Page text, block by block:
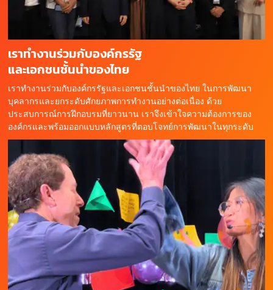
เราทำงานร่วมกับองค์กรรัฐ
และเอกชนชั้นนำของไทย
เราทำงานร่วมกับองค์กรรัฐและเอกชนชั้นนำของไทย ในการพัฒนา
บุคลากรและยกระดับศักยภาพการทำงานอย่างต่อเนื่อง ด้วย
ประสบการณ์การฝึกอบรมที่ยาวนาน เราจึงเข้าใจความต้องการของ
องค์กรและพร้อมออกแบบหลักสูตรที่ตอบโจทย์การพัฒนาในทุกระดับ